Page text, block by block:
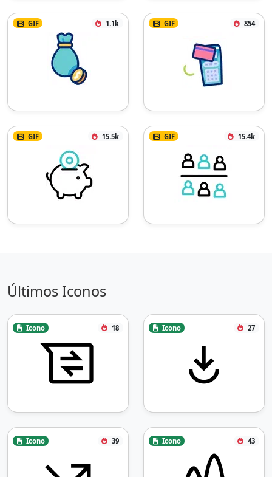
GIF 1.1k GIF 854
GIF 15.5k GIF 15.4k
Últimos Iconos
Icono 18 Icono 27
Icono 39 Icono 43